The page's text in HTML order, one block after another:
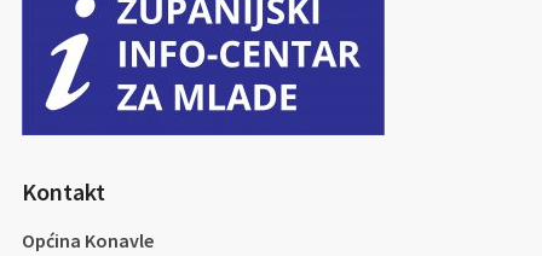
Kontakt
Općina Konavle